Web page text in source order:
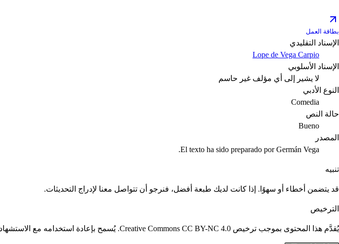
بطاقة العمل
الإسناد التقليدي
Lope de Vega Carpio
الإسناد الأسلوبي
لا يشير إلى أي مؤلف غير حاسم
النوع الأدبي
Comedia
حالة النص
Bueno
المصدر
El texto ha sido preparado por Germán Vega.
تنبيه
قد يتضمن أخطاء أو سهوًا. إذا كانت لديك طبعة أفضل، فنرجو أن تتواصل معنا لإدراج التحديثات.
الترخيص
يُقدَّم هذا المحتوى بموجب ترخيص Creative Commons CC BY-NC 4.0. يُسمح بإعادة استخدامه مع الاستشهاد؛ ولا يُسمح بالاستخدامات التجارية.